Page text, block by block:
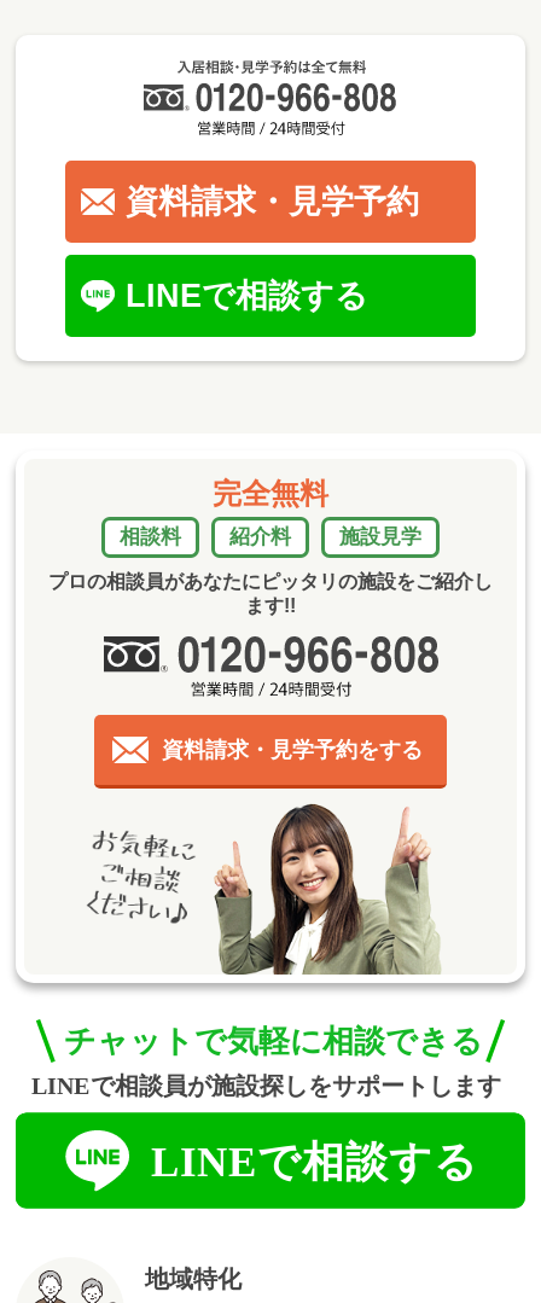
資料請求・見学予約
LINEで相談する
完全無料
相談料 紹介料 施設見学
プロの相談員があなたにピッタリの施設をご紹介し
ます!!
資料請求・見学予約をする
地域特化